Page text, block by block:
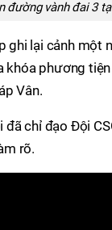
đường vành đai 3
ghi lại cảnh một
phương
Vân.
đã chỉ đạo Đội
rõ.